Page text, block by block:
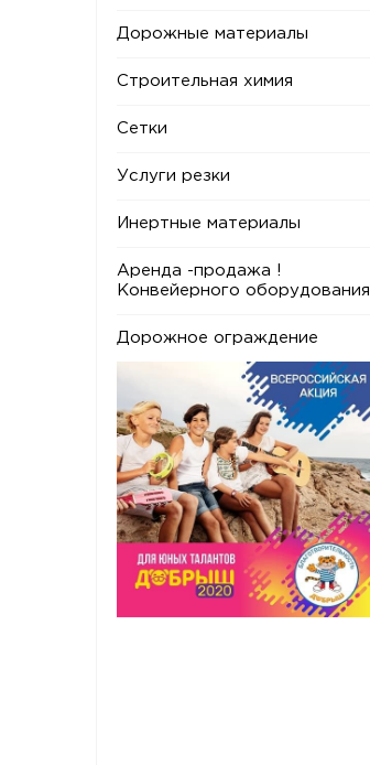
Дорожные материалы
Строительная химия
Сетки
Услуги резки
Инертные материалы
Аренда -продажа !
Конвейерного оборудования
Дорожное ограждение